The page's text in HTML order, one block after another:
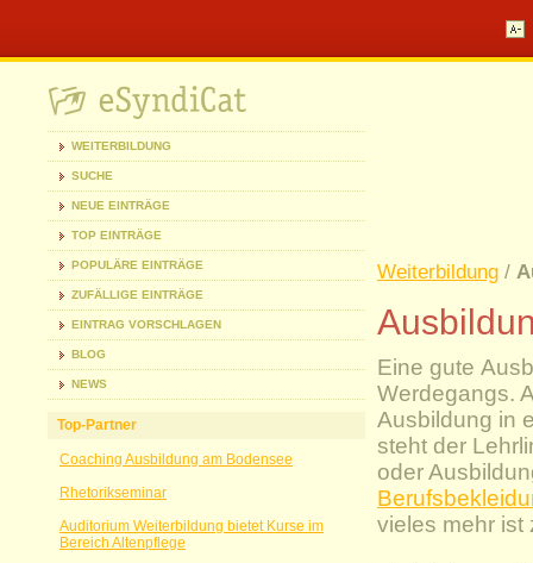
WEITERBILDUNG
SUCHE
NEUE EINTRÄGE
TOP EINTRÄGE
POPULÄRE EINTRÄGE
ZUFÄLLIGE EINTRÄGE
EINTRAG VORSCHLAGEN
BLOG
NEWS
Top-Partner
Coaching Ausbildung am Bodensee
Rhetorikseminar
Auditorium Weiterbildung bietet Kurse im
Bereich Altenpflege
Weiterbildung /
Eine gute
Werdegangs.
Ausbildung in
steht der
oder
vieles mehr ist